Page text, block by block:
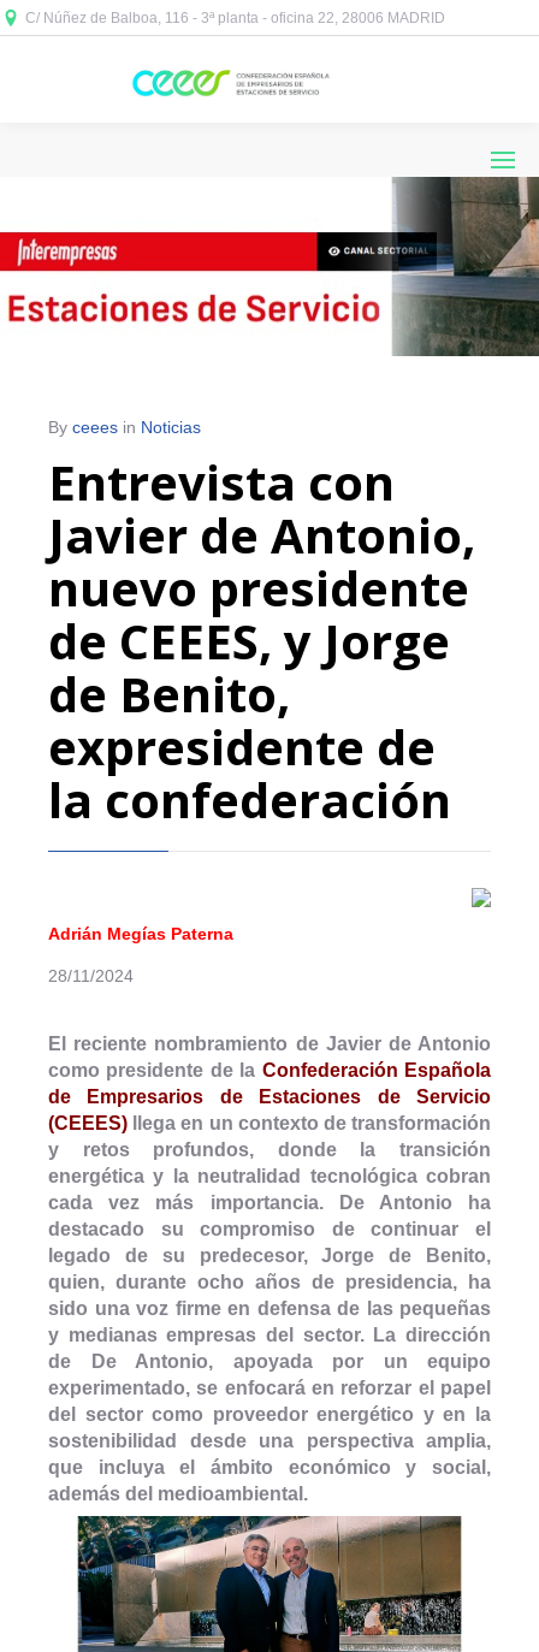
C/ Núñez de Balboa, 116 - 3ª planta - oficina 22, 28006 MADRID
By ceees in Noticias
Entrevista con
Javier de Antonio,
nuevo presidente
de CEEES, y Jorge
de Benito,
expresidente de
la confederación
Adrián Megías Paterna
28/11/2024
El reciente nombramiento de Javier de Antonio
como presidente de la Confederación Española
de Empresarios de Estaciones de Servicio
(CEEES) llega en un contexto de transformación
y retos profundos, donde la transición
energética y la neutralidad tecnológica cobran
cada vez más importancia. De Antonio ha
destacado su compromiso de continuar el
legado de su predecesor, Jorge de Benito,
quien, durante ocho años de presidencia, ha
sido una voz firme en defensa de las pequeñas
y medianas empresas del sector. La dirección
de De Antonio, apoyada por un equipo
experimentado, se enfocará en reforzar el papel
del sector como proveedor energético y en la
sostenibilidad desde una perspectiva amplia,
que incluya el ámbito económico y social,
además del medioambiental.